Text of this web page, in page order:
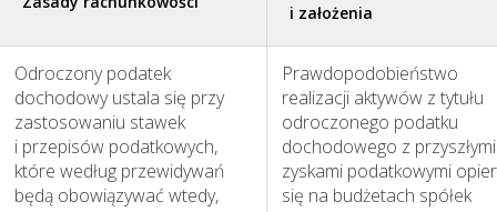
Działania w sferze
zagadnień
społecznych
i założenia
Odroczony podatek
dochodowy ustala się przy
zastosowaniu stawek
i przepisów podatkowych,
które według przewidywań
będą obowiązywać wtedy,
Prawdopodobieństwo
realizacji aktywów z tytułu
odroczonego podatku
dochodowego z przyszłymi
zyskami podatkowymi
się na budżetach spółek